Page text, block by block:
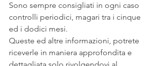
Sono sempre consigliati in ogni caso
controlli periodici, magari tra i cinque
ed i dodici mesi.
Queste ed altre informazioni, potrete
riceverle in maniera approfondita e